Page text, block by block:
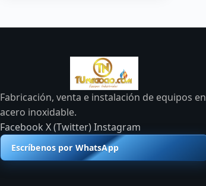
Fabricación, venta e instalación de equipos en
acero inoxidable.
FacebookX (Twitter)Instagram
Escríbenos por WhatsApp